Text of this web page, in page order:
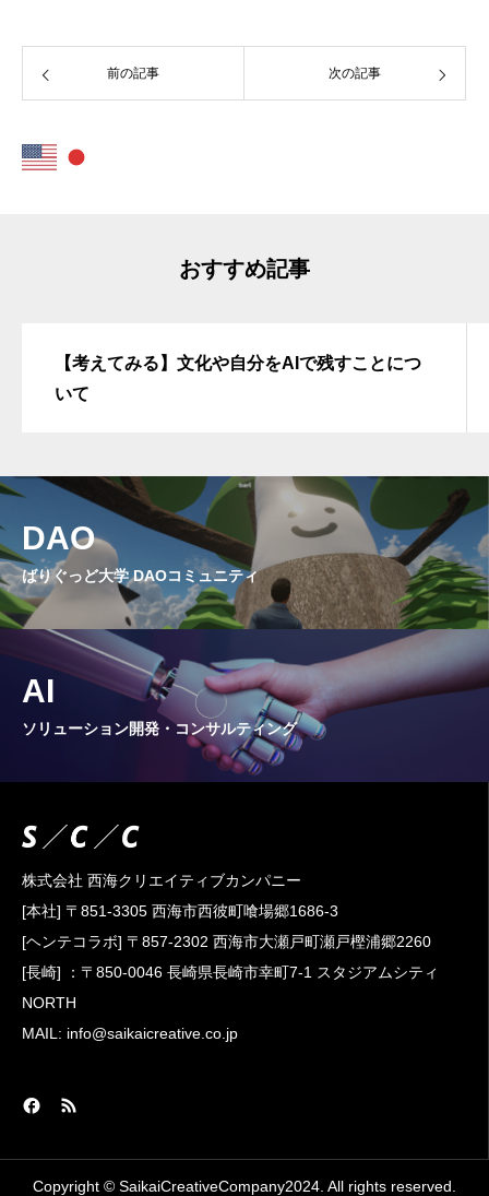
前の記事 次の記事
おすすめ記事
【考えてみる】文化や自分をAIで残すことにつ
いて
DAO
ばりぐっど大学 DAOコミュニティ
AI
ソリューション開発・コンサルティング
株式会社 西海クリエイティブカンパニー
[本社] 〒851-3305 西海市西彼町喰場郷1686-3
[ヘンテコラボ] 〒857-2302 西海市大瀬戸町瀬戸樫浦郷2260
[長崎] ：〒850-0046 長崎県長崎市幸町7-1 スタジアムシティ
NORTH
MAIL: info@saikaicreative.co.jp
Copyright © SaikaiCreativeCompany2024. All rights reserved.